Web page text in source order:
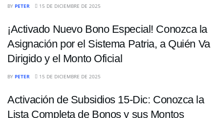
BY PETER 15 DE DICIEMBRE DE 2025
¡Activado Nuevo Bono Especial! Conozca la
Asignación por el Sistema Patria, a Quién Va
Dirigido y el Monto Oficial
BY PETER 15 DE DICIEMBRE DE 2025
Activación de Subsidios 15-Dic: Conozca la
Lista Completa de Bonos y sus Montos